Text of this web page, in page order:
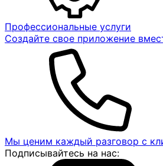
Профессиональные услуги
Создайте свое приложение
Мы ценим каждый разговор с
Подписывайтесь на нас: